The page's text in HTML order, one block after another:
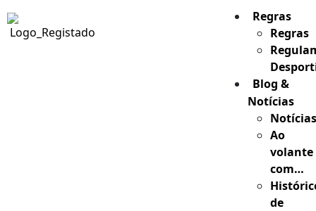
Regras
Regras
Blog &
Notícias
Notícias
Ao
volante
com…
de